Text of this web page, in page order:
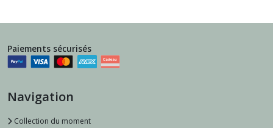
Paiements sécurisés
Navigation
Collection du moment